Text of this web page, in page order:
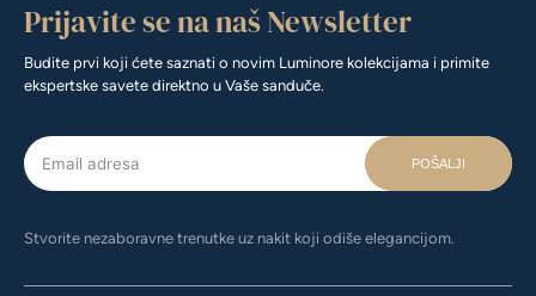
Prijavite se na naš Newsletter
Budite prvi koji ćete saznati o novim Luminore kolekcijama i primite
ekspertske savete direktno u Vaše sanduče.
POŠALJI
Stvorite nezaboravne trenutke uz nakit koji odiše elegancijom.